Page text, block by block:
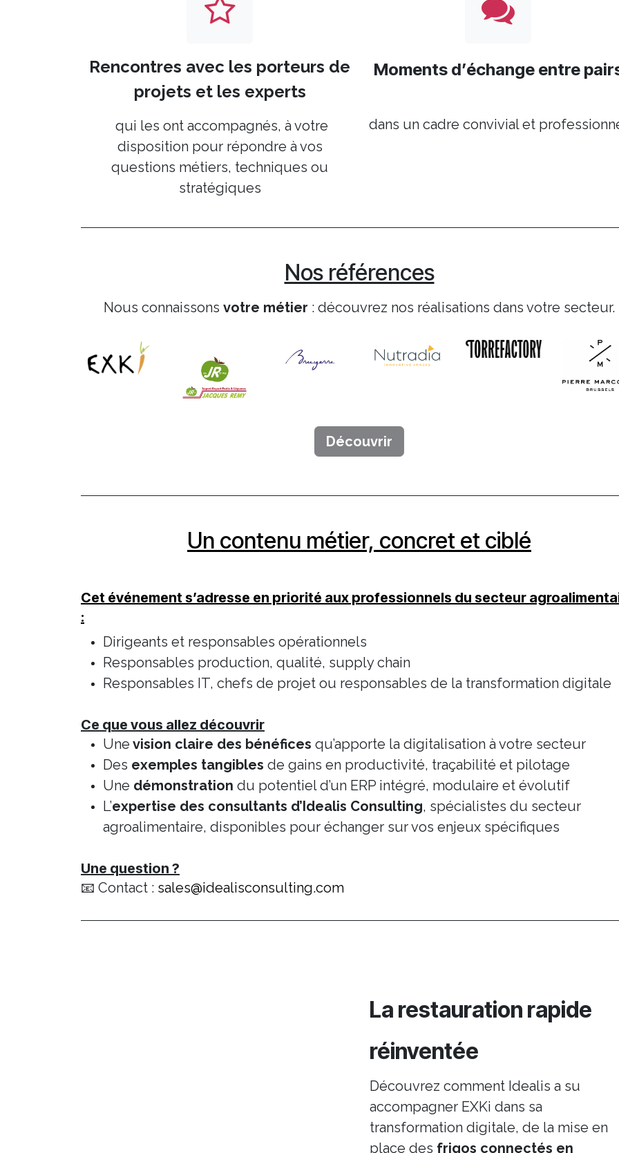
Moments d’échange entre
dans un cadre convivial et
Rencontres avec les porteurs de
projets et les experts
qui les ont accompagnés, à votre
disposition pour répondre à vos
questions métiers, techniques ou
stratégiques
Nos références
Nous connaissons votre métier : découvrez nos réalisations dans votre secteur.
Découvrir
Un contenu métier, concret et ciblé
Cet événement s’adresse en priorité aux professionnels du secteur
:
Dirigeants et responsables opérationnels
Responsables production, qualité, supply chain
Responsables IT, chefs de projet ou responsables de la transformation digitale
Ce que vous allez découvrir
Une vision claire des bénéfices qu’apporte la digitalisation à votre secteur
Des exemples tangibles de gains en productivité, traçabilité et pilotage
Une démonstration du potentiel d’un ERP intégré, modulaire et évolutif
L’expertise des consultants d’Idealis Consulting, spécialistes du secteur
agroalimentaire, disponibles pour échanger sur vos enjeux spécifiques
Une question ?
📧 Contact : sales@idealisconsulting.com
La restauration rapide
réinventée
Découvrez comment Idealis a su
accompagner EXKi dans sa
transformation digitale, de la mise en
place des frigos connectés en